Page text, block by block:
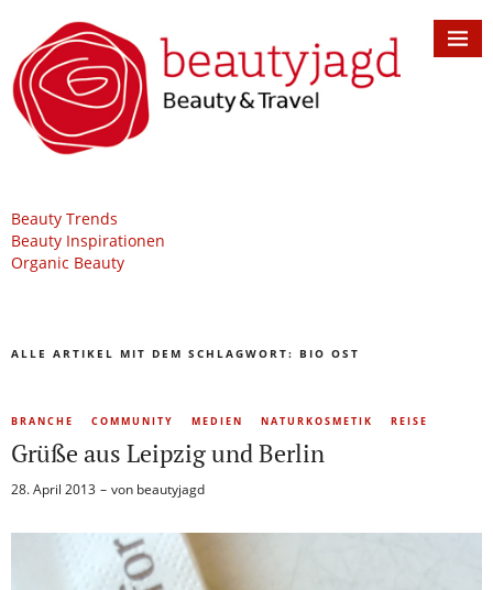
Beauty Trends
Beauty Inspirationen
Organic Beauty
ALLE ARTIKEL MIT DEM SCHLAGWORT: BIO OST
BRANCHE COMMUNITY MEDIEN NATURKOSMETIK REISE
Grüße aus Leipzig und Berlin
28. April 2013 von beautyjagd